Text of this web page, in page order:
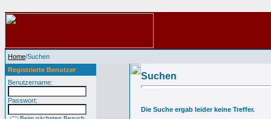
Home/Suchen
Registrierte Benutzer
Benutzername:
Passwort:
Suchen
Die Suche ergab leider keine Treffer.